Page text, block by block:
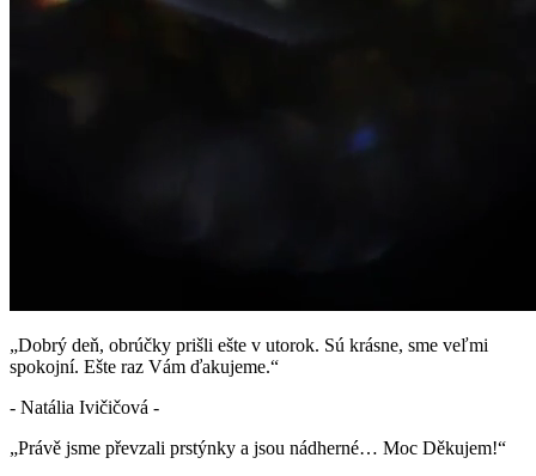
„Dobrý deň, obrúčky prišli ešte v utorok. Sú krásne, sme veľmi
spokojní. Ešte raz Vám ďakujeme.“
- Natália Ivičičová -
„Právě jsme převzali prstýnky a jsou nádherné… Moc Děkujem!“